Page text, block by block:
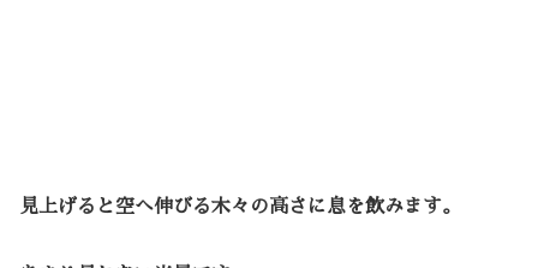
見上げると空へ伸びる木々の高さに息を飲みます。